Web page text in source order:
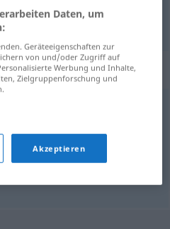
schwirren) <s.>
"surren"
schnurren
Daten, um
Geräteeigenschaften zur
von und/oder Zugriff auf
Werbung und Inhalte,
Zielgruppenforschung und
Akzeptieren